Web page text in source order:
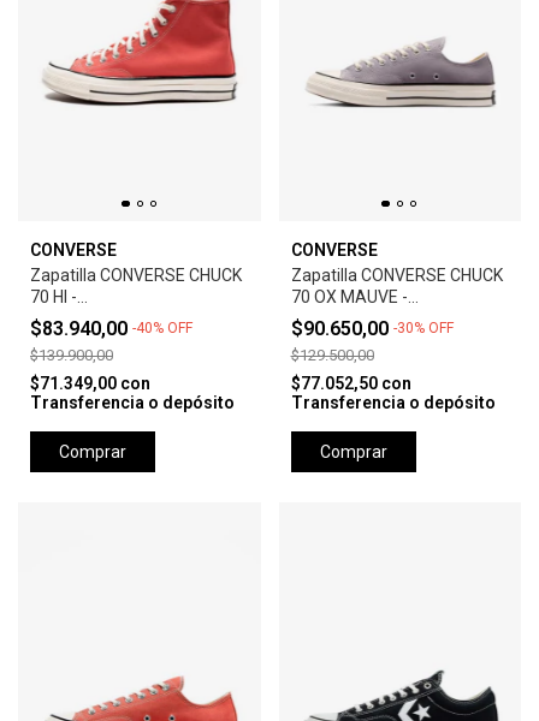
CONVERSE
Zapatilla CONVERSE CHUCK
70 HI -
RHUBARB/EGRET/BLACK
$83.940,00 -40% OFF
$139.900,00
$71.349,00 con
Transferencia o depósito
Comprar
CONVERSE
Zapatilla CONVERSE CHUCK
70 OX MAUVE -
STONE/EGRET/BLACK
$90.650,00 -30% OFF
$129.500,00
$77.052,50 con
Transferencia o depósito
Comprar